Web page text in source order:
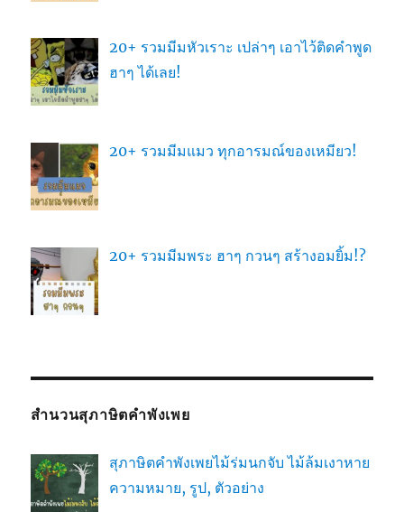
20+ รวมมีมหัวเราะ เปล่าๆ เอาไว้ติดคำพูด
ฮาๆ ได้เลย!
20+ รวมมีมแมว ทุกอารมณ์ของเหมียว!
20+ รวมมีมพระ ฮาๆ กวนๆ สร้างอมยิ้ม!?
สำนวนสุภาษิตคำพังเพย
สุภาษิตคำพังเพยไม้ร่มนกจับ ไม้ล้มเงาหาย
ความหมาย, รูป, ตัวอย่าง